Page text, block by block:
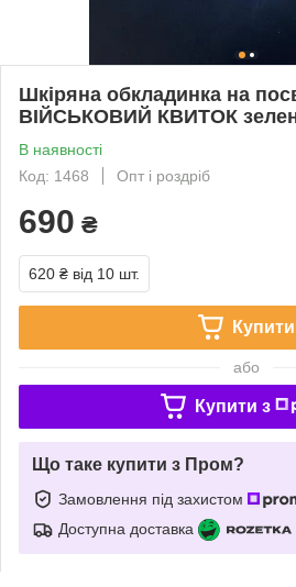
Шкіряна обкладинка на
ВІЙСЬКОВИЙ КВИТОК
В наявності
Код: 1468
Опт і роздріб
690 ₴
620 ₴ від 10 шт.
Купити
або
Купити з
Що таке купити з Пром?
Замовлення під захистом
Доступна доставка